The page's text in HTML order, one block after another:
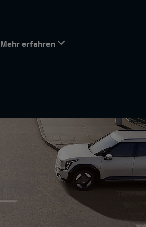
Mehr erfahren